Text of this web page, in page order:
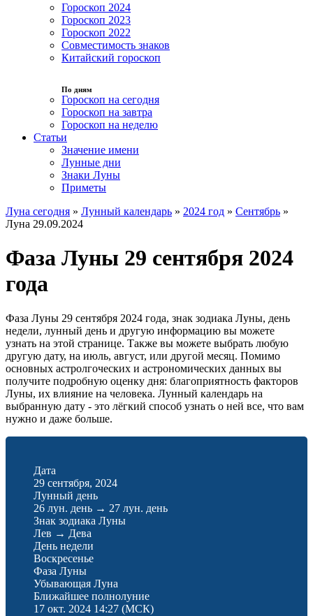
Гороскоп 2024
Гороскоп 2023
Гороскоп 2022
Совместимость знаков
Китайский гороскоп
По дням
Гороскоп на сегодня
Гороскоп на завтра
Гороскоп на неделю
Статьи
Значение имени
Лунные дни
Знаки Луны
Приметы
Луна сегодня » Лунный календарь » 2024 год » Сентябрь »
Луна 29.09.2024
Фаза Луны 29 сентября 2024
года
Фаза Луны 29 сентября 2024 года, знак зодиака Луны, день
недели, лунный день и другую информацию вы можете
узнать на этой странице. Также вы можете выбрать любую
другую дату, на июль, август, или другой месяц. Помимо
основных астролгоческих и астрономических данных вы
получите подробную оценку дня: благоприятность факторов
Луны, их влияние на человека. Лунный календарь на
выбранную дату - это лёгкий способ узнать о ней все, что вам
нужно и даже больше.
Дата
29 сентября, 2024
Лунный день
26 лун. день → 27 лун. день
Знак зодиака Луны
Лев → Дева
День недели
Воскресенье
Фаза Луны
Убывающая Луна
Ближайшее полнолуние
17 окт. 2024 14:27 (МСК)